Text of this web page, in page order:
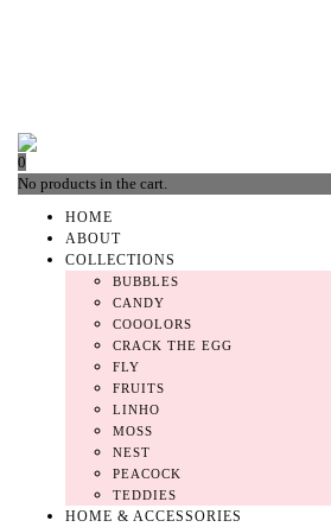
0
No products in the cart.
HOME
ABOUT
COLLECTIONS
BUBBLES
CANDY
COOOLORS
CRACK THE EGG
FLY
FRUITS
LINHO
MOSS
NEST
PEACOCK
TEDDIES
HOME & ACCESSORIES